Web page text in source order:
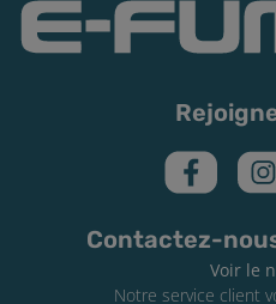
Contactez-
Voir le
Notre service client